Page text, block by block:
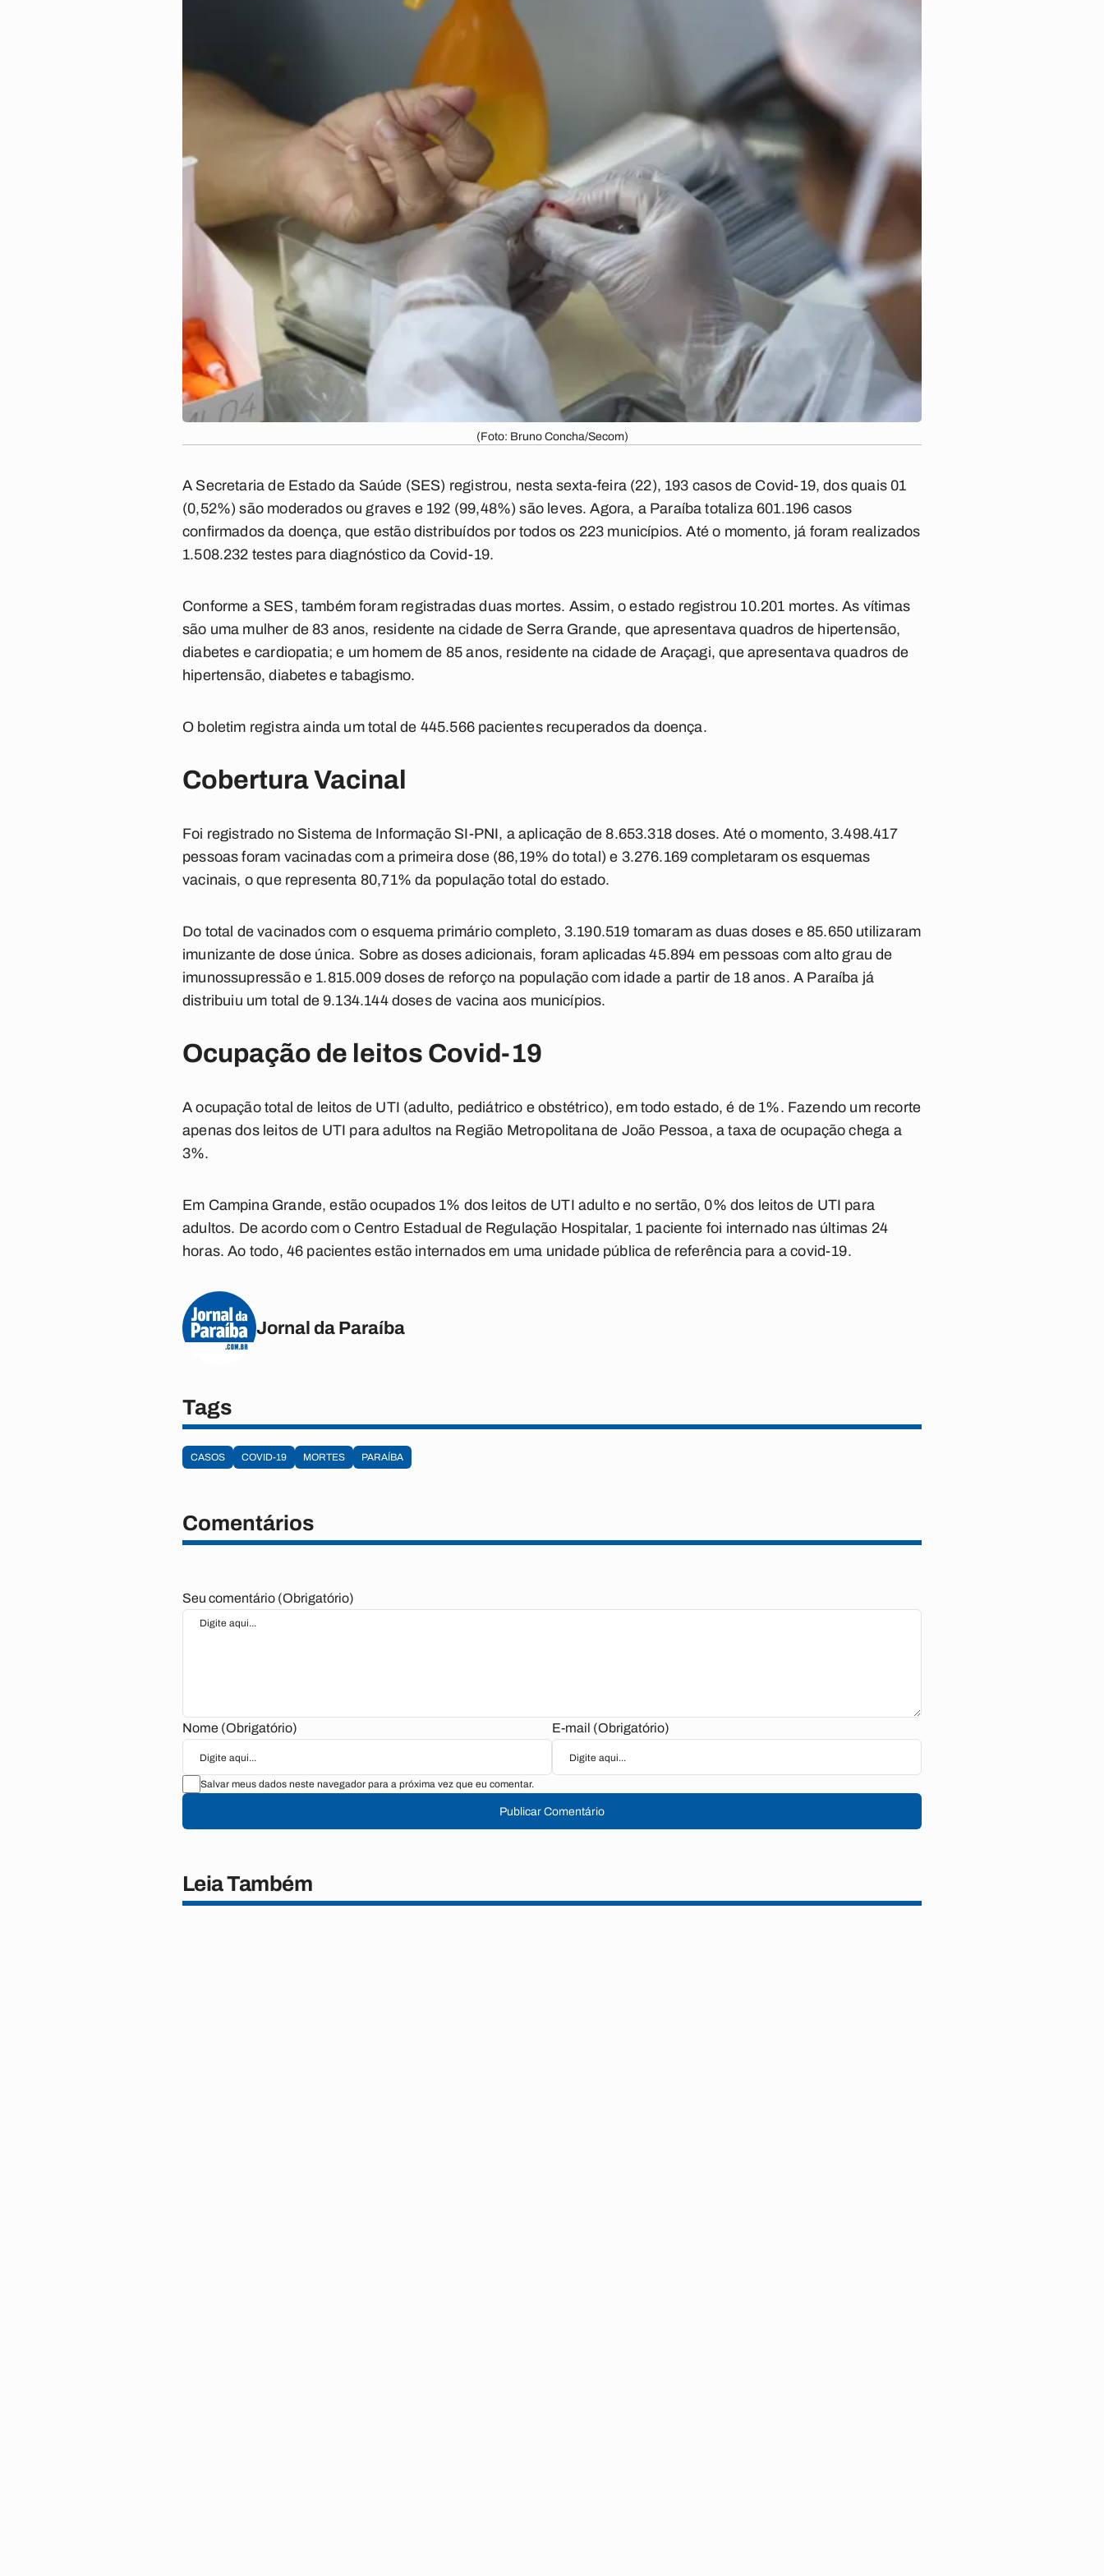
(Foto: Bruno Concha/Secom)
A Secretaria de Estado da Saúde (SES) registrou, nesta sexta-feira (22), 193 casos de Covid-19, dos quais 01
(0,52%) são moderados ou graves e 192 (99,48%) são leves. Agora, a Paraíba totaliza 601.196 casos
confirmados da doença, que estão distribuídos por todos os 223 municípios. Até o momento, já foram realizados
1.508.232 testes para diagnóstico da Covid-19.
Conforme a SES, também foram registradas duas mortes. Assim, o estado registrou 10.201 mortes. As vítimas
são uma mulher de 83 anos, residente na cidade de Serra Grande, que apresentava quadros de hipertensão,
diabetes e cardiopatia; e um homem de 85 anos, residente na cidade de Araçagi, que apresentava quadros de
hipertensão, diabetes e tabagismo.
O boletim registra ainda um total de 445.566 pacientes recuperados da doença.
Cobertura Vacinal
Foi registrado no Sistema de Informação SI-PNI, a aplicação de 8.653.318 doses. Até o momento, 3.498.417
pessoas foram vacinadas com a primeira dose (86,19% do total) e 3.276.169 completaram os esquemas
vacinais, o que representa 80,71% da população total do estado.
Do total de vacinados com o esquema primário completo, 3.190.519 tomaram as duas doses e 85.650 utilizaram
imunizante de dose única. Sobre as doses adicionais, foram aplicadas 45.894 em pessoas com alto grau de
imunossupressão e 1.815.009 doses de reforço na população com idade a partir de 18 anos. A Paraíba já
distribuiu um total de 9.134.144 doses de vacina aos municípios.
Ocupação de leitos Covid-19
A ocupação total de leitos de UTI (adulto, pediátrico e obstétrico), em todo estado, é de 1%. Fazendo um recorte
apenas dos leitos de UTI para adultos na Região Metropolitana de João Pessoa, a taxa de ocupação chega a
3%.
Em Campina Grande, estão ocupados 1% dos leitos de UTI adulto e no sertão, 0% dos leitos de UTI para
adultos. De acordo com o Centro Estadual de Regulação Hospitalar, 1 paciente foi internado nas últimas 24
horas. Ao todo, 46 pacientes estão internados em uma unidade pública de referência para a covid-19.
Jornal da Paraíba
Tags
CASOS COVID-19 MORTES PARAÍBA
Comentários
Seu comentário (Obrigatório)
Nome (Obrigatório) E-mail (Obrigatório)
Salvar meus dados neste navegador para a próxima vez que eu comentar.
Publicar Comentário
Leia Também